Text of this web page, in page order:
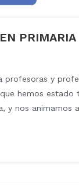
PRIMARIA
profesoras y
hemos estado
y nos animamos